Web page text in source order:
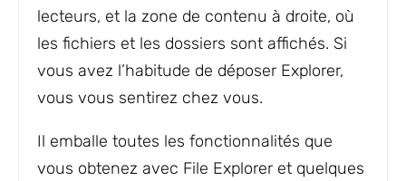
lecteurs, et la zone de contenu à droite, où
les fichiers et les dossiers sont affichés. Si
vous avez l’habitude de déposer Explorer,
vous vous sentirez chez vous.
Il emballe toutes les fonctionnalités que
vous obtenez avec File Explorer et quelques